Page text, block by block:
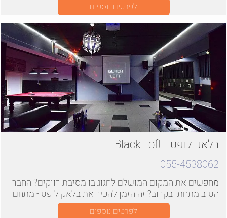
לפרטים נוספים
בלאק לופט - Black Loft
055-4538062
מחפשים את המקום המושלם לחגוג בו מסיבת רווקים? החבר
הטוב מתחתן בקרוב? זה הזמן להכיר את בלאק לופט - מתחם
לופט איכותי ויוקרתי, בשטח של כ180 מטר. Black
לפרטים נוספים